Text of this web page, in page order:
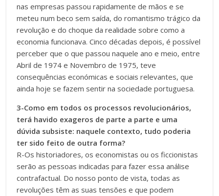
nas empresas passou rapidamente de mãos e se
meteu num beco sem saída, do romantismo trágico da
revolução e do choque da realidade sobre como a
economia funcionava. Cinco décadas depois, é possível
perceber que o que passou naquele ano e meio, entre
Abril de 1974 e Novembro de 1975, teve
consequências económicas e sociais relevantes, que
ainda hoje se fazem sentir na sociedade portuguesa.
3-Como em todos os processos revolucionários,
terá havido exageros de parte a parte e uma
dúvida subsiste: naquele contexto, tudo poderia
ter sido feito de outra forma?
R-Os historiadores, os economistas ou os ficcionistas
serão as pessoas indicadas para fazer essa análise
contrafactual. Do nosso ponto de vista, todas as
revoluções têm as suas tensões e que podem